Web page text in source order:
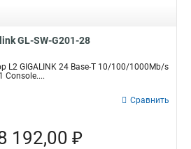
GL-SW-G201-28
L2 GIGALINK 24 Base-T 10/100/1000Mb/s
Console....
Сравнить
192,00 ₽